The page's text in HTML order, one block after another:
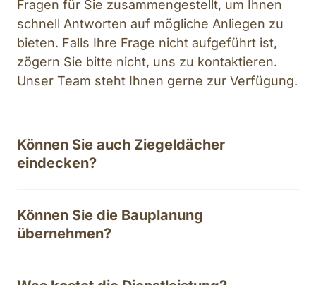
Fragen für Sie zusammengestellt, um Ihnen
schnell Antworten auf mögliche Anliegen zu
bieten. Falls Ihre Frage nicht aufgeführt ist,
zögern Sie bitte nicht, uns zu kontaktieren.
Unser Team steht Ihnen gerne zur Verfügung.
Können Sie auch Ziegeldächer
eindecken?
einen Beratungstermin.
Können Sie die Bauplanung
übernehmen?